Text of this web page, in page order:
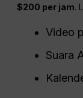
$200 per jam.
Video
Suara